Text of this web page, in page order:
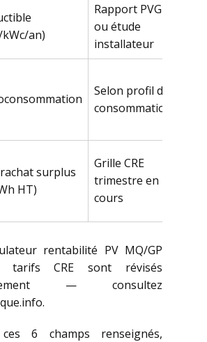
an)
Rapport PVGIS
ou étude
installateur
Selon profil de
consommation
surplus
HT)
Grille CRE
trimestre en
cours
rentabilité PV MQ/GP
tarifs CRE sont révisés
— consultez
6 champs renseignés,